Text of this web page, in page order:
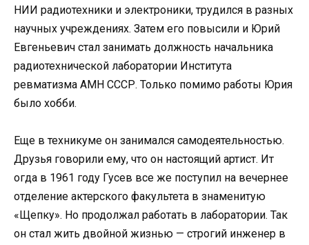
НИИ радиотехники и электроники, трудился в разных
научных учреждениях. Затем его повысили и Юрий
Евгеньевич стал занимать должность начальника
радиотехнической лаборатории Института
ревматизма АМН СССР. Только помимо работы Юрия
было хобби.
Еще в техникуме он занимался самодеятельностью.
Друзья говорили ему, что он настоящий артист. Ит
огда в 1961 году Гусев все же поступил на вечернее
отделение актерского факультета в знаменитую
«Щепку». Но продолжал работать в лаборатории. Так
он стал жить двойной жизнью — строгий инженер в